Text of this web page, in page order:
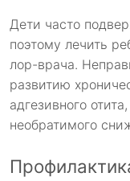
Дети часто
поэтому лечить
лор-врача.
развитию
адгезивного
необратимого